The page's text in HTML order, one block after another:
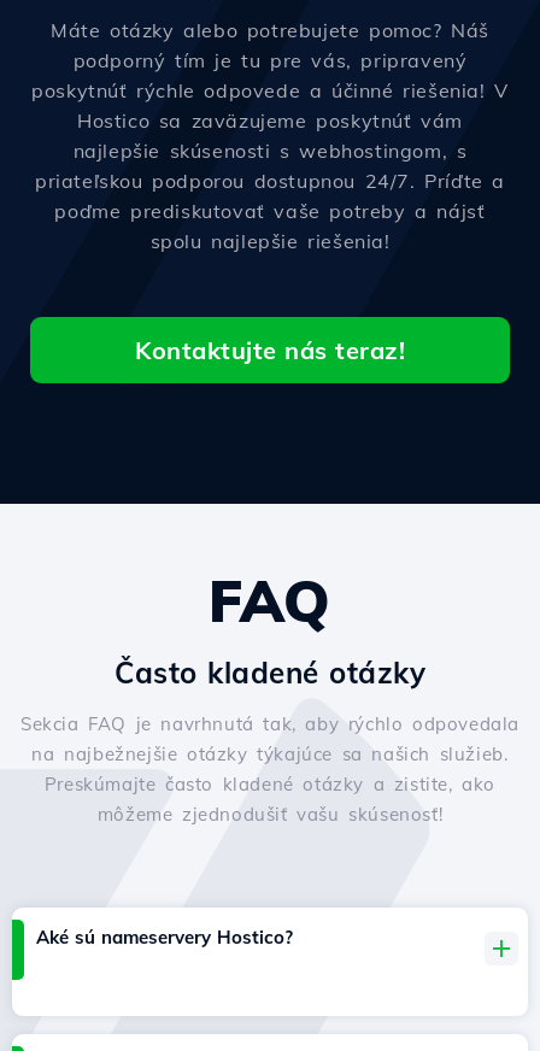
Máte otázky alebo potrebujete pomoc? Náš
podporný tím je tu pre vás, pripravený
poskytnúť rýchle odpovede a účinné riešenia! V
Hostico sa zaväzujeme poskytnúť vám
najlepšie skúsenosti s webhostingom, s
priateľskou podporou dostupnou 24/7. Príďte a
poďme prediskutovať vaše potreby a nájsť
spolu najlepšie riešenia!
Kontaktujte nás teraz!
FAQ
Často kladené otázky
Sekcia FAQ je navrhnutá tak, aby rýchlo odpovedala
na najbežnejšie otázky týkajúce sa našich služieb.
Preskúmajte často kladené otázky a zistite, ako
môžeme zjednodušiť vašu skúsenosť!
Aké sú nameservery Hostico?